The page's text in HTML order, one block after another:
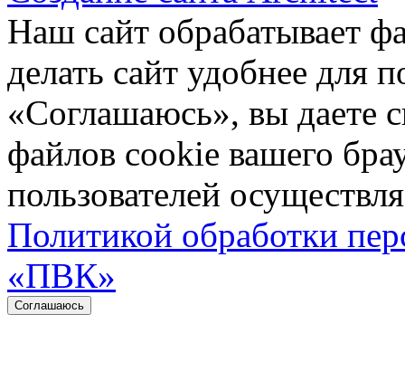
Наш сайт обрабатывает
делать сайт удобнее для
«Соглашаюсь», вы даете
файлов cookie вашего
пользователей
Политикой обработки
«ПВК»
Соглашаюсь